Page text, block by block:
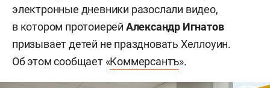
электронные дневники разослали видео,
в котором протоиерей Александр Игнатов
призывает детей не праздновать Хеллоуин.
Об этом сообщает «Коммерсантъ».